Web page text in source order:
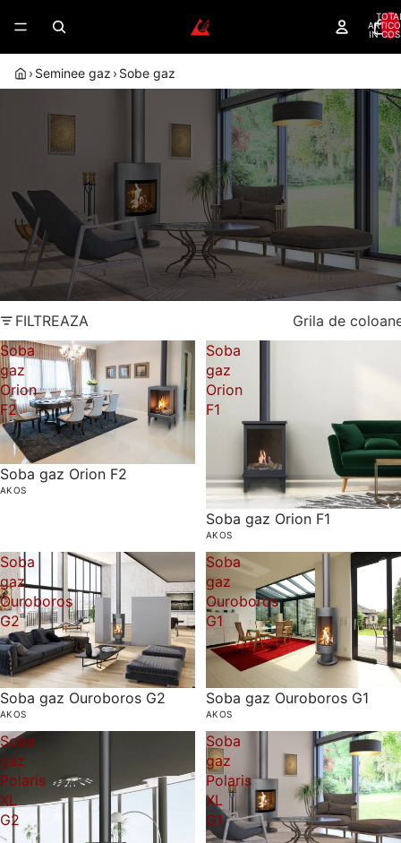
IN
› Seminee gaz › Sobe gaz
SOBE PE GAZ PENTRU CONFORT
RAPID, CU FLACARA REALA, MONTAJ
RAPID SI INTEGRARE USOARA IN
LOCUINTE MODERNE
Sobe gaz - flacara reala si montaj simplu
Flacara reala
Control din
telecomanda
Garantie 10 ani
Dealer autorizat Akos
FILTREAZA
Grila de
Soba
gaz
Orion
F2
Soba gaz Orion F2
AKOS
Soba
gaz
Orion
F1
Soba gaz Orion F1
AKOS
Soba
gaz
Ouroboros
G2
Soba gaz Ouroboros G2
AKOS
Soba
gaz
Ouroboros
G1
Soba gaz Ouroboros G1
AKOS
Soba
gaz
Polaris
XL
G2
Soba
gaz
Polaris
XL
G1